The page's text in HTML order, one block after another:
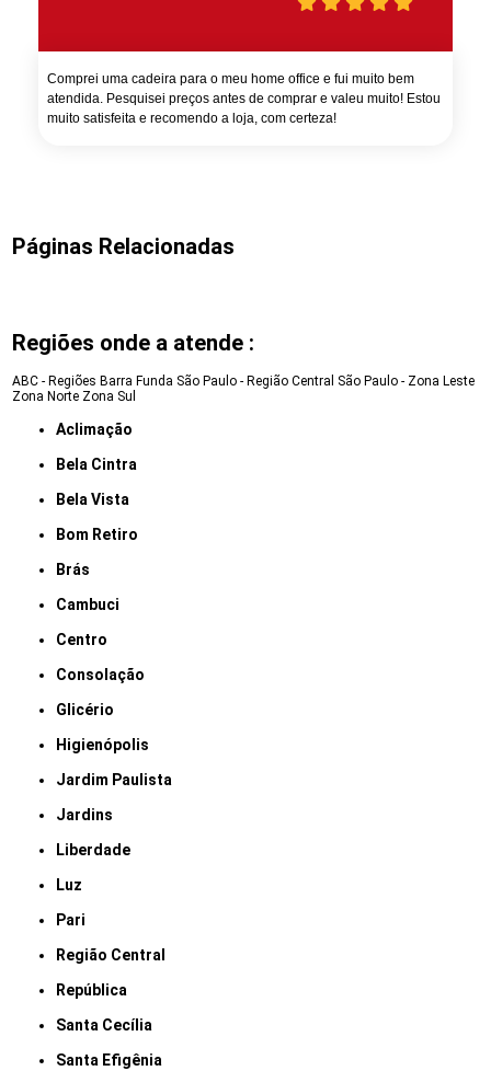
Comprei uma cadeira para o meu home office e fui muito bem
atendida. Pesquisei preços antes de comprar e valeu muito! Estou
muito satisfeita e recomendo a loja, com certeza!
Páginas Relacionadas
Regiões onde a atende :
ABC - Regiões Barra Funda São Paulo - Região Central São Paulo - Zona Leste
Zona Norte Zona Sul
Aclimação
Bela Cintra
Bela Vista
Bom Retiro
Brás
Cambuci
Centro
Consolação
Glicério
Higienópolis
Jardim Paulista
Jardins
Liberdade
Luz
Pari
Região Central
República
Santa Cecília
Santa Efigênia